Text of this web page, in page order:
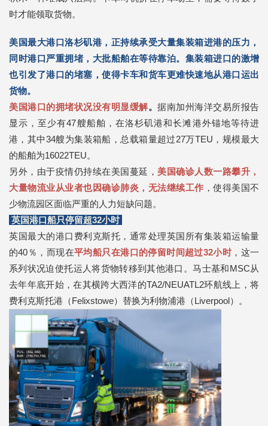
时才能领取货物。
美国最大港口洛杉矶港，正持续承受大量集装箱进港的压力，
同时港口严重拥堵，大批船舶在等待靠泊。集装箱进口的激增
也引发了港口的堵塞，使得卡车和货车更难快速地从港口运出
货物。
美国港口的拥堵状况没有明显缓解。 据南加州海洋交易所报告
显示，至少有47艘船舶，在洛杉矶港和长滩港外锚地等待进
港，其中34艘为集装箱船，总载箱量超过27万TEU，规模最大
的船舶为16022TEU。
另外，由于疫情仍持续在美国蔓延， 美国确诊人数一路攀升，
大量物流业从业者也因确诊肺炎，无法继续工作 ，使得美国不
少物流园区面临严重的人力短缺问题。
英国港口船只停留超32小时
英国最大的港口费利克斯托，通常处理英国所有集装箱运输量
的40％，而现在平均船只在港口的停留时间超过32小时，这一
系列状况迫使托运人将货物转移到其他港口。马士基和MSC从
去年年底开始，在其横跨大西洋的TA2/NEUATL2环航线上，将
费利克斯托港（Felixstowe）替换为利物浦港（Liverpool）。